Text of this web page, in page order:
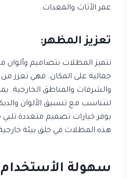
عمر الأثاث والمعدات.
تعزيز المظهر:
تتميز المظلات بتصاميم
جمالية على المكان. فهي تعزز
والشرفات والمناطق
لتتناسب مع تنسيق الألوان
يوفر خيارات تصميم متعددة
هذه المظلات في خلق بيئة خارجية
سهولة